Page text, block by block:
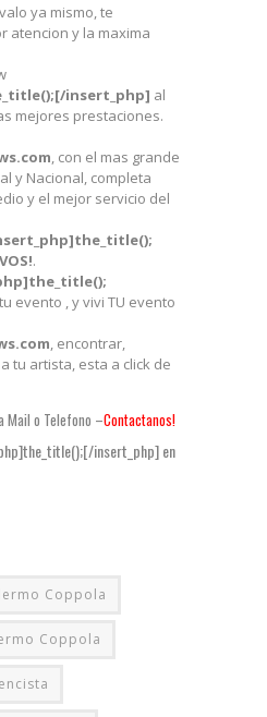
ya mismo, te
atencion y la maxima
insert_php] al
mejores prestaciones.
, con el mas grande
y Nacional, completa
y el mejor servicio del
VOS!.
evento , y vivi TU evento
, encontrar,
tu artista, esta a click de
Mail o Telefono –Contactanos!
insert_php] en
Coppola
Coppola